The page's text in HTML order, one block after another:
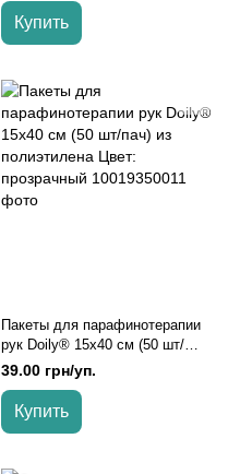
Купить
Пакеты для парафинотерапии
рук Doily® 15х40 см (50 шт/
пач) из полиэтилена Цвет:
прозрачный, Прозрачный
39.00 грн/уп.
Купить